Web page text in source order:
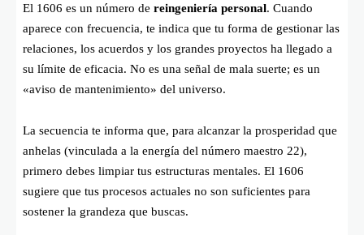
El 1606 es un número de reingeniería personal. Cuando
aparece con frecuencia, te indica que tu forma de gestionar las
relaciones, los acuerdos y los grandes proyectos ha llegado a
su límite de eficacia. No es una señal de mala suerte; es un
«aviso de mantenimiento» del universo.
La secuencia te informa que, para alcanzar la prosperidad que
anhelas (vinculada a la energía del número maestro 22),
primero debes limpiar tus estructuras mentales. El 1606
sugiere que tus procesos actuales no son suficientes para
sostener la grandeza que buscas.